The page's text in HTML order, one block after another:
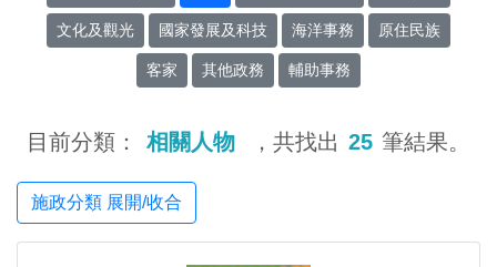
文化及觀光 國家發展及科技 海洋事務 原住民族
客家 其他政務 輔助事務
目前分類： 相關人物 ，共找出 25 筆結果。
施政分類 展開/收合